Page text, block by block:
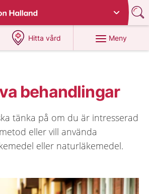
region Halland
Hitta vård
på 1177.se
Meny
behandlingar
tänka på om du är intresserad
eller vill använda
eller naturläkemedel.